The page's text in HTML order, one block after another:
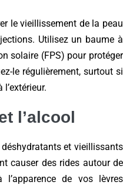
le vieillissement de la peau
Utilisez un baume à
solaire (FPS) pour protéger
le régulièrement, surtout si
l’alcool
et vieillissants
causer des rides autour de
de vos lèvres